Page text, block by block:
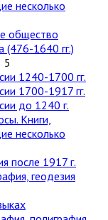
несколько
общество
(476-1640 гг.)
5
1240-1700 гг.
1700-1917 гг.
до 1240 г.
Книги,
несколько
после 1917 г.
геодезия